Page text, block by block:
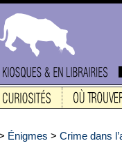
Énigmes > Crime dans